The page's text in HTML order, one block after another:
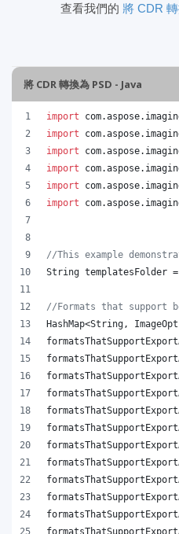
查看我們的 將 CDR
將 CDR 轉換為 PSD - Java
import com.aspose.
import
com.aspose.
import
com.aspose.
import
com.aspose.
import
com.aspose.
import
com.aspose.
//This example
String templatesFolder =
//Formats that support
HashMap<String ,